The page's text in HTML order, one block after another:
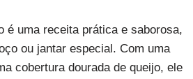
é uma receita prática e saborosa,
ou jantar especial. Com uma
cobertura dourada de queijo, ele